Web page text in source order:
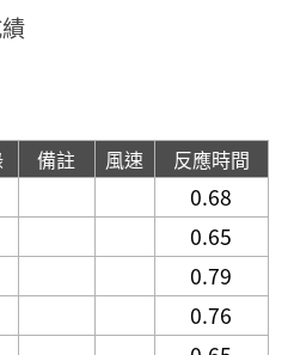
備註 風速 反應時間
0.68
0.65
0.79
0.76